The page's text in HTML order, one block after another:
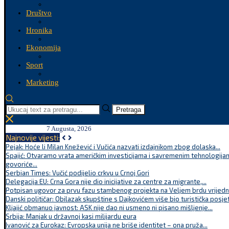
Društvo
Hronika
Ekonomija
Sport
Marketing
Pretraga
7 Augusta, 2026
Najnovije vijesti:
Pejak: Hoće li Milan Knežević i Vučića nazvati izdajnikom zbog dolaska...
Spajić: Otvaramo vrata američkim investicijama i savremenim
govoriće...
Serbian Times: Vučić podijelio crkvu u Crnoj Gori
Delegacija EU: Crna Gora nije dio inicijative za centre za migrante,...
Potpisan ugovor za prvu fazu stambenog projekta na Veljem brdu
Danski političar: Obilazak skupštine s Dajkovićem više bio turistička
Kljajić obmanuo javnost: ASK nije dao ni usmeno ni pisano mišljenje...
Srbija: Manjak u državnoj kasi milijardu eura
Ivanović za Eurokaz: Evropska unija ne briše identitet – ona pruža...